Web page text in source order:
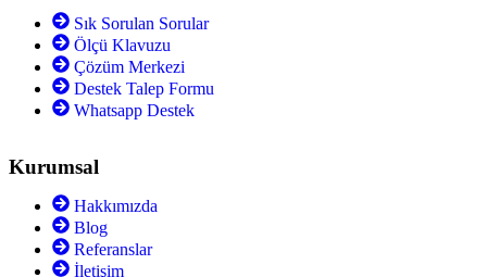
Sık Sorulan Sorular
Ölçü Klavuzu
Çözüm Merkezi
Destek Talep Formu
Whatsapp Destek
Kurumsal
Hakkımızda
Blog
Referanslar
İletişim